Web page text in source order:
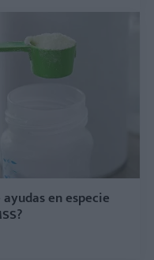
en especie